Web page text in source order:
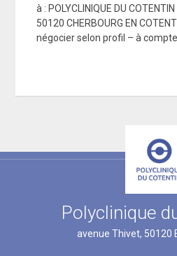
à : POLYCLINIQUE DU
50120 CHERBOURG EN
négocier selon profil – à
Polyclinique
avenue Thivet, 50120